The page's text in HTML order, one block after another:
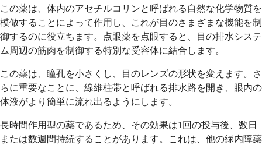
この薬は、体内のアセチルコリンと呼ばれる自然な化学物質を
模倣することによって作用し、これが目のさまざまな機能を制
御するのに役立ちます。点眼薬を点眼すると、目の排水システ
ム周辺の筋肉を制御する特別な受容体に結合します。
この薬は、瞳孔を小さくし、目のレンズの形状を変えます。さ
らに重要なことに、線維柱帯と呼ばれる排水路を開き、眼内の
体液がより簡単に流れ出るようにします。
長時間作用型の薬であるため、その効果は1回の投与後、数日
または数週間持続することがあります。これは、他の緑内障薬